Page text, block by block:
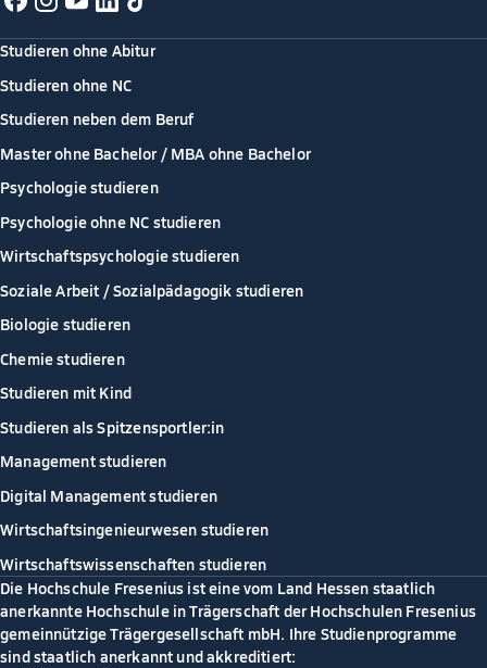
Studieren ohne Abitur
Studieren ohne NC
Studieren neben dem Beruf
Master ohne Bachelor / MBA ohne Bachelor
Psychologie studieren
Psychologie ohne NC studieren
Wirtschaftspsychologie studieren
Soziale Arbeit / Sozialpädagogik studieren
Biologie studieren
Chemie studieren
Studieren mit Kind
Studieren als Spitzensportler:in
Management studieren
Digital Management studieren
Wirtschaftsingenieurwesen studieren
Wirtschaftswissenschaften studieren
Die Hochschule Fresenius ist eine vom Land Hessen staatlich
anerkannte Hochschule in Trägerschaft der Hochschulen Fresenius
gemeinnützige Trägergesellschaft mbH. Ihre Studienprogramme
sind staatlich anerkannt und akkreditiert: